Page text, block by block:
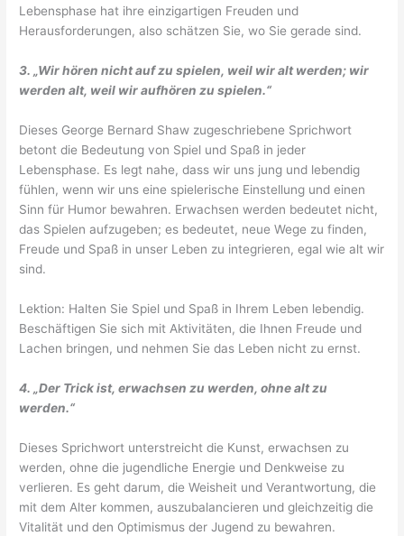
Lebensphase hat ihre einzigartigen Freuden und
Herausforderungen, also schätzen Sie, wo Sie gerade sind.
3. „Wir hören nicht auf zu spielen, weil wir alt werden; wir
werden alt, weil wir aufhören zu spielen.“
Dieses George Bernard Shaw zugeschriebene Sprichwort
betont die Bedeutung von Spiel und Spaß in jeder
Lebensphase. Es legt nahe, dass wir uns jung und lebendig
fühlen, wenn wir uns eine spielerische Einstellung und einen
Sinn für Humor bewahren. Erwachsen werden bedeutet nicht,
das Spielen aufzugeben; es bedeutet, neue Wege zu finden,
Freude und Spaß in unser Leben zu integrieren, egal wie alt wir
sind.
Lektion: Halten Sie Spiel und Spaß in Ihrem Leben lebendig.
Beschäftigen Sie sich mit Aktivitäten, die Ihnen Freude und
Lachen bringen, und nehmen Sie das Leben nicht zu ernst.
4. „Der Trick ist, erwachsen zu werden, ohne alt zu
werden.“
Dieses Sprichwort unterstreicht die Kunst, erwachsen zu
werden, ohne die jugendliche Energie und Denkweise zu
verlieren. Es geht darum, die Weisheit und Verantwortung, die
mit dem Alter kommen, auszubalancieren und gleichzeitig die
Vitalität und den Optimismus der Jugend zu bewahren.